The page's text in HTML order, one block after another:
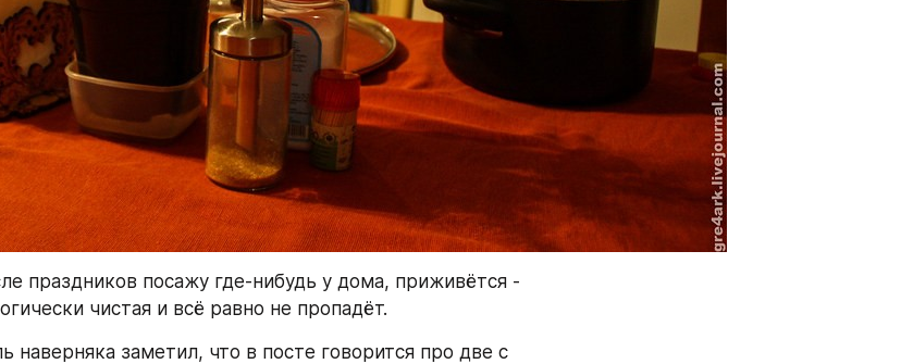
праздников посажу где-нибудь у дома, приживётся -
чистая и всё равно не пропадёт.
наверняка заметил, что в посте говорится про две с